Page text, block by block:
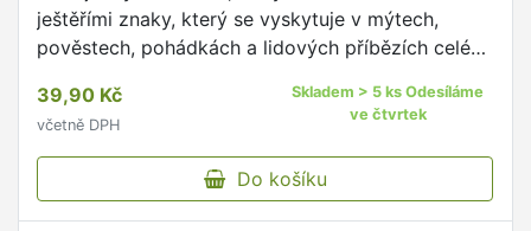
ještěřími znaky, který se vyskytuje v mýtech,
pověstech, pohádkách a lidových příbězích celé
39,90 Kč
včetně DPH
Skladem > 5 ks Odesíláme
ve čtvrtek
Do košíku